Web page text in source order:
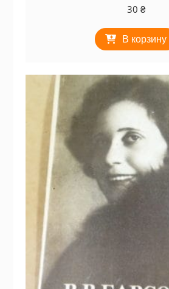
30 ₴
В корзину